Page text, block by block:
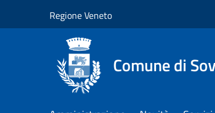
Regione Veneto
Comune di